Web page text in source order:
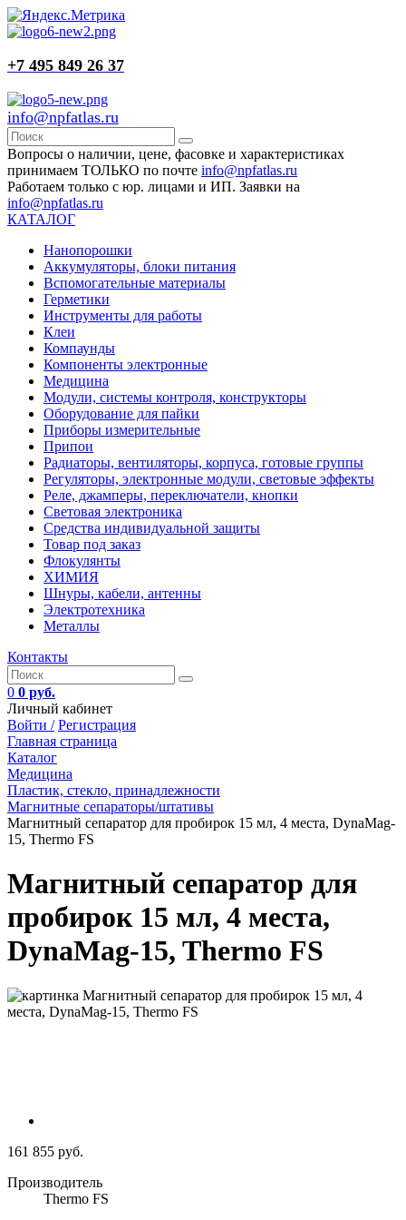
+7 495 849 26 37
info@npfatlas.ru
Вопросы о наличии, цене, фасовке и характеристиках
принимаем ТОЛЬКО по почте info@npfatlas.ru
Работаем только с юр. лицами и ИП. Заявки на
info@npfatlas.ru
КАТАЛОГ
Нанопорошки
Аккумуляторы, блоки питания
Вспомогательные материалы
Герметики
Инструменты для работы
Клеи
Компаунды
Компоненты электронные
Медицина
Модули, системы контроля, конструкторы
Оборудование для пайки
Приборы измерительные
Припои
Радиаторы, вентиляторы, корпуса, готовые группы
Регуляторы, электронные модули, световые эффекты
Реле, джамперы, переключатели, кнопки
Световая электроника
Средства индивидуальной защиты
Товар под заказ
Флокулянты
ХИМИЯ
Шнуры, кабели, антенны
Электротехника
Металлы
Контакты
0 0 руб.
Личный кабинет
Войти / Регистрация
Главная страница
Каталог
Медицина
Пластик, стекло, принадлежности
Магнитные сепараторы/штативы
Магнитный сепаратор для пробирок 15 мл, 4 места, DynaMag-
15, Thermo FS
Магнитный сепаратор для
пробирок 15 мл, 4 места,
DynaMag-15, Thermo FS
161 855 руб.
Производитель
Thermo FS